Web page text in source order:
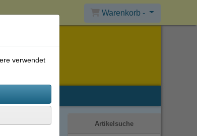
Warenkorb -
Artikelsuche
verwendet